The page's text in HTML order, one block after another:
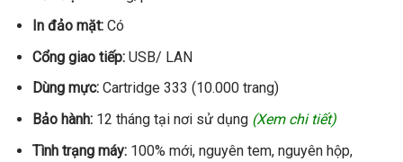
In đảo mặt:Có
Cổng giao tiếp:USB/ LAN
Dùng mực:Cartridge 333 (10.000 trang)
Bảo hành: 12 tháng tại nơi sử dụng (Xem chi tiết)
Tình trạng máy:100% mới, nguyên tem, nguyên hộp,